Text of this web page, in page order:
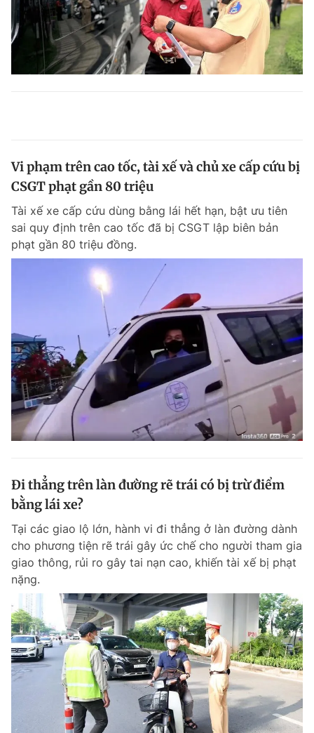
Vi phạm trên cao tốc, tài xế và chủ xe cấp cứu bị
CSGT phạt gần 80 triệu
Tài xế xe cấp cứu dùng bằng lái hết hạn, bật ưu tiên
sai quy định trên cao tốc đã bị CSGT lập biên bản
phạt gần 80 triệu đồng.
Đi thẳng trên làn đường rẽ trái có bị trừ điểm
bằng lái xe?
Tại các giao lộ lớn, hành vi đi thẳng ở làn đường dành
cho phương tiện rẽ trái gây ức chế cho người tham gia
giao thông, rủi ro gây tai nạn cao, khiến tài xế bị phạt
nặng.